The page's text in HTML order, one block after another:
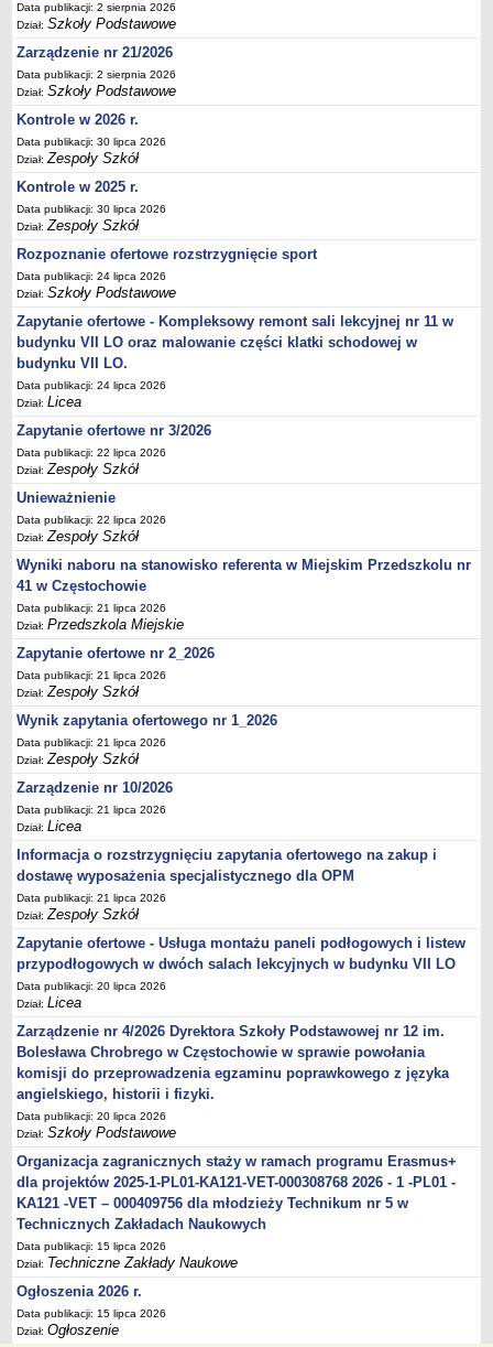
Statut
Majątek
Godziny dyżurów
Ogłoszenia
Zarządzenia
Rejestry, ewidencje, archiwa
Kontrole
PONOWNE WYKORZYSTYWANIE
Sprawozdania
Deklaracja dostępności
DEKLARACJA DOSTĘPNOŚCI
OŚWIADCZENIA MAJĄTKOWE
PONOWNE WYKORZYSTYWANIE
UDOSTĘPNIANIE INFORMACJI PUBLICZNEJ
OCHRONA DANYCH OSOBOWYCH
Data publikacji: 2 sierpnia 2026
Dział:Szkoły Podstawowe
Zarządzenie nr 21/2026
Data publikacji: 2 sierpnia 2026
Dział:Szkoły Podstawowe
Kontrole w 2026 r.
Data publikacji: 30 lipca 2026
Dział:Zespoły Szkół
Kontrole w 2025 r.
Data publikacji: 30 lipca 2026
Dział:Zespoły Szkół
Rozpoznanie ofertowe rozstrzygnięcie sport
Data publikacji: 24 lipca 2026
Dział:Szkoły Podstawowe
Zapytanie ofertowe - Kompleksowy remont sali lekcyjnej nr 11 w
budynku VII LO oraz malowanie części klatki schodowej w
budynku VII LO.
Data publikacji: 24 lipca 2026
Dział:Licea
Zapytanie ofertowe nr 3/2026
Data publikacji: 22 lipca 2026
Dział:Zespoły Szkół
Unieważnienie
Data publikacji: 22 lipca 2026
Dział:Zespoły Szkół
Wyniki naboru na stanowisko referenta w Miejskim Przedszkolu nr
41 w Częstochowie
Data publikacji: 21 lipca 2026
Dział:Przedszkola Miejskie
Zapytanie ofertowe nr 2_2026
Data publikacji: 21 lipca 2026
Dział:Zespoły Szkół
Wynik zapytania ofertowego nr 1_2026
Data publikacji: 21 lipca 2026
Dział:Zespoły Szkół
Zarządzenie nr 10/2026
Data publikacji: 21 lipca 2026
Dział:Licea
Informacja o rozstrzygnięciu zapytania ofertowego na zakup i
dostawę wyposażenia specjalistycznego dla OPM
Data publikacji: 21 lipca 2026
Dział:Zespoły Szkół
Zapytanie ofertowe - Usługa montażu paneli podłogowych i listew
przypodłogowych w dwóch salach lekcyjnych w budynku VII LO
Data publikacji: 20 lipca 2026
Dział:Licea
Zarządzenie nr 4/2026 Dyrektora Szkoły Podstawowej nr 12 im.
Bolesława Chrobrego w Częstochowie w sprawie powołania
komisji do przeprowadzenia egzaminu poprawkowego z języka
angielskiego, historii i fizyki.
Data publikacji: 20 lipca 2026
Dział:Szkoły Podstawowe
Organizacja zagranicznych staży w ramach programu Erasmus+
dla projektów 2025-1-PL01-KA121-VET-000308768 2026 - 1 -PL01 -
KA121 -VET – 000409756 dla młodzieży Technikum nr 5 w
Technicznych Zakładach Naukowych
Data publikacji: 15 lipca 2026
Dział: Techniczne Zakłady Naukowe
Ogłoszenia 2026 r.
Data publikacji: 15 lipca 2026
Dział:Ogłoszenie